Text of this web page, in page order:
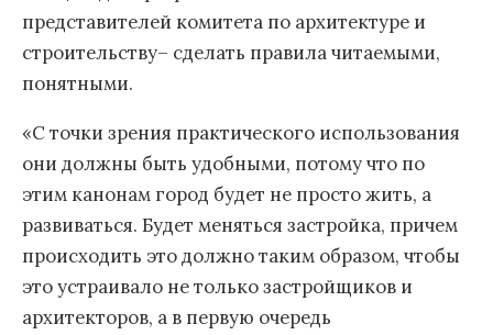
представителей комитета по архитектуре и
строительству– сделать правила читаемыми,
понятными.
«С точки зрения практического использования
они должны быть удобными, потому что по
этим канонам город будет не просто жить, а
развиваться. Будет меняться застройка, причем
происходить это должно таким образом, чтобы
это устраивало не только застройщиков и
архитекторов, а в первую очередь